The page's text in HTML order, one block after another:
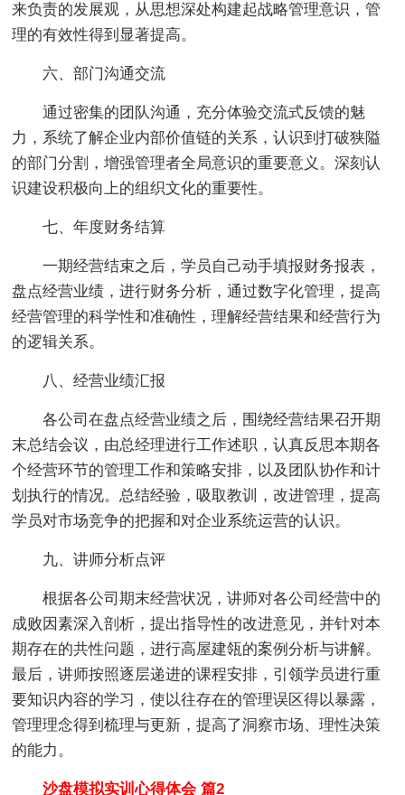
来负责的发展观，从思想深处构建起战略管理意识，管
理的有效性得到显著提高。
六、部门沟通交流
通过密集的团队沟通，充分体验交流式反馈的魅
力，系统了解企业内部价值链的关系，认识到打破狭隘
的部门分割，增强管理者全局意识的重要意义。深刻认
识建设积极向上的组织文化的重要性。
七、年度财务结算
一期经营结束之后，学员自己动手填报财务报表，
盘点经营业绩，进行财务分析，通过数字化管理，提高
经营管理的科学性和准确性，理解经营结果和经营行为
的逻辑关系。
八、经营业绩汇报
各公司在盘点经营业绩之后，围绕经营结果召开期
末总结会议，由总经理进行工作述职，认真反思本期各
个经营环节的管理工作和策略安排，以及团队协作和计
划执行的情况。总结经验，吸取教训，改进管理，提高
学员对市场竞争的把握和对企业系统运营的认识。
九、讲师分析点评
根据各公司期末经营状况，讲师对各公司经营中的
成败因素深入剖析，提出指导性的改进意见，并针对本
期存在的共性问题，进行高屋建瓴的案例分析与讲解。
最后，讲师按照逐层递进的课程安排，引领学员进行重
要知识内容的学习，使以往存在的管理误区得以暴露，
管理理念得到梳理与更新，提高了洞察市场、理性决策
的能力。
沙盘模拟实训心得体会 篇2